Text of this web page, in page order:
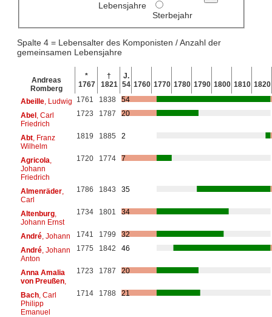
Lebensjahre
Sterbejahr
Spalte 4 = Lebensalter des Komponisten / Anzahl der
gemeinsamen Lebensjahre
Andreas
Romberg
*
1767
†
1821
J.
54 1760 1770 1780 1790 1800 1810 1820
Abeille, Ludwig 1761 1838
54
Abel, Carl
Friedrich
1723 1787 20
Abt, Franz
Wilhelm
1819 1885 2
Agricola
Johann
Friedrich
1720 1774 7
Almenräder,
Carl
1786 1843 35
Altenburg,
Johann Ernst
1734 1801 34
André, Johann 1741 1799
32
André, Johann
Anton
1775 1842 46
Anna Amalia
von Preußen,
1723 1787 20
Bach, Carl
Philipp
Emanuel
1714 1788 21